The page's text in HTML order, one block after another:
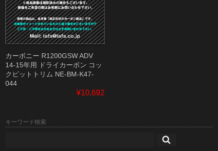
カーボニー R1200GSW ADV
14-15年用 ドライカーボン コッ
クピットトリム NE-BM-K47-
044
¥10,692
キーワード検索